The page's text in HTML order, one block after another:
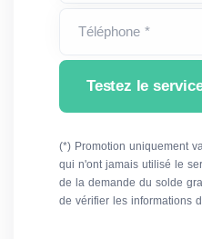
Téléphone *
Testez le
(*) Promotion uniquement
qui n'ont jamais utilisé le
de la demande du solde
de vérifier les informations